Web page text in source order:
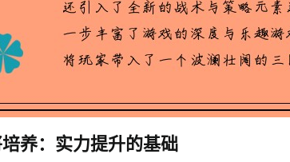
养：实力提升的基础